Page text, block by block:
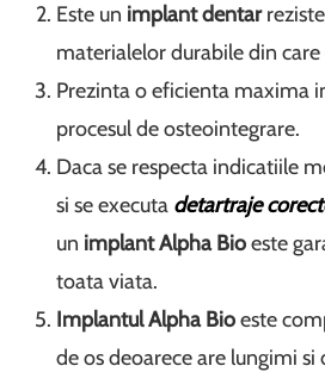
Este un implant dentar
materialelor durabile din care
Prezinta o eficienta maxima
procesul de osteointegrare.
Daca se respecta indicatiile
si se executa detartraje
un implant Alpha Bioeste
toata viata.
Implantul Alpha Bioeste
de os deoarece are lungimi